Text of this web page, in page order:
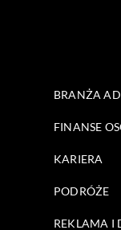
BRANŻA
FINANSE
KARIERA
PODRÓŻE
REKLAMA I